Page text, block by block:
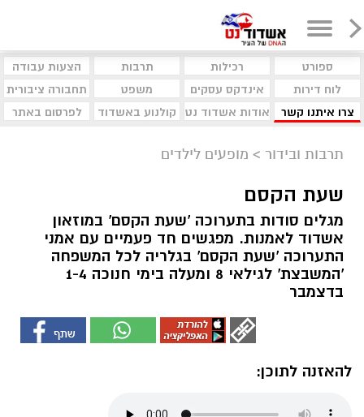
ספורט רכילות תרבות
הצעות עבודה
לוח דירות
אינדקס עסקים משפט
תחבורה ציבורית
צרו איתנו קשר
אודות אשדוד נט קולנוע באשדוד לפרסום באתר
תרבות ובידור > מופעים לילדים
שעת הקסם
מגלים סודות בתערוכה 'שעת הקסם' במוזאון
אשדוד לאמנות. מפגשים חד פעמיים עם אמני
התערוכה 'שעת הקסם' בגלריה לכל המשפחה
'המשבצת' לגילאי 8 ומעלה בימי חנוכה 1-4
בדצמבר
להאזנה לתוכן: